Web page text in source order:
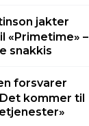
jakter
«Primetime» –
snakkis
forsvarer
kommer til